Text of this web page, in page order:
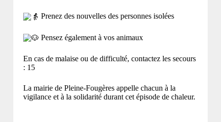
Prenez des nouvelles des personnes isolées
Pensez également à vos animaux
En cas de malaise ou de difficulté, contactez les secours
: 15
La mairie de Pleine-Fougères appelle chacun à la
vigilance et à la solidarité durant cet épisode de chaleur.